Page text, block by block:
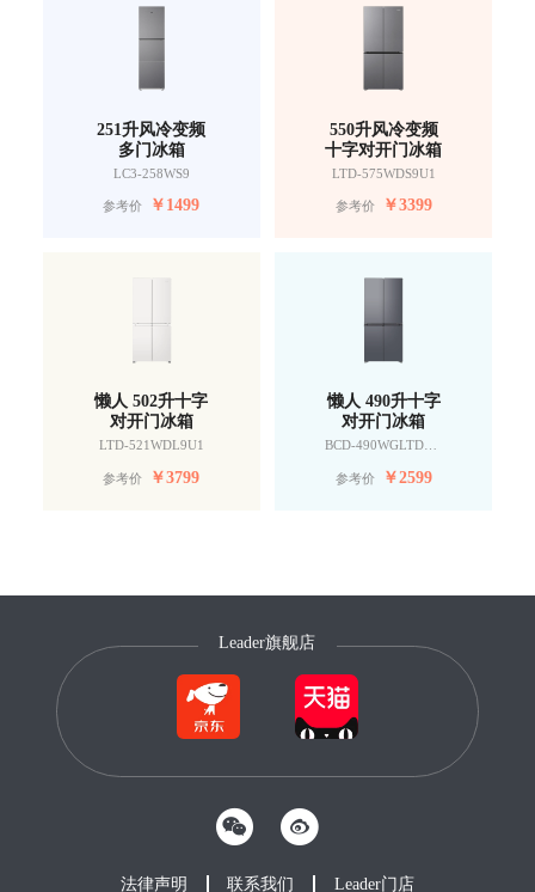
251升风冷变频
多门冰箱
LC3-258WS9
参考价 ￥1499
550升风冷变频
十字对开门冰箱
LTD-575WDS9U1
参考价 ￥3399
懒人 502升十字
对开门冰箱
LTD-521WDL9U1
参考价 ￥3799
懒人 490升十字
对开门冰箱
BCD-490WGLTDD9G9U1
参考价 ￥2599
Leader旗舰店
法律声明 联系我们 Leader门店